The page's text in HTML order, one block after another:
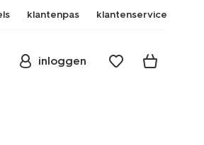
klantenpas klantenservice
inloggen